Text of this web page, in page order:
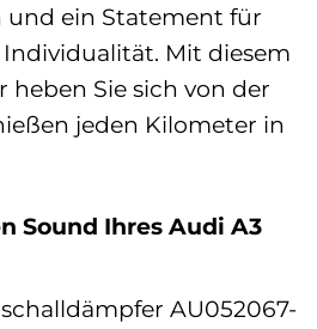
ein Statement für
Mit diesem
heben Sie sich von der
jeden Kilometer in
Sound Ihres Audi A3
AU052067-